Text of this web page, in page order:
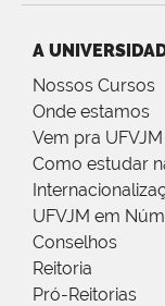
A
Nossos Cursos
Onde estamos
Vem pra UFVJM
Como estudar
UFVJM em
Conselhos
Reitoria
Pró-Reitorias